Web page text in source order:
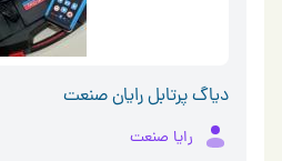
دیاگ پرتابل رایان صنعت
رایا صنعت